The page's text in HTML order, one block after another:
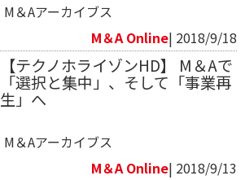
M＆Aアーカイブス
M＆A Online| 2018/9/18
【テクノホライゾンHD】 M＆Aで
「選択と集中」、そして「事業再
生」へ
M＆Aアーカイブス
M＆A Online| 2018/9/13